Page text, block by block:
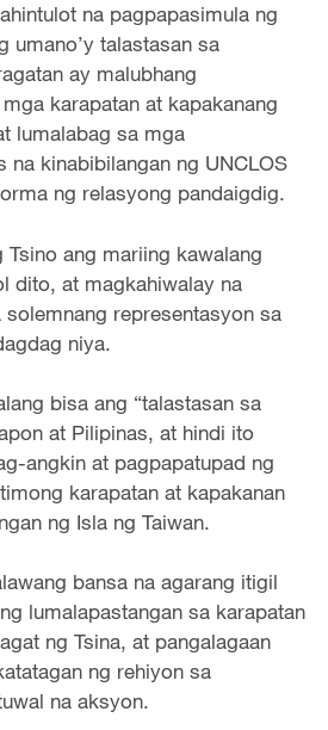
na pagpapasimula ng
umano’y talastasan sa
ay malubhang
karapatan at kapakanang
lumalabag sa mga
na kinabibilangan ng UNCLOS
ng relasyong pandaigdig.
Tsino ang mariing kawalang
dito, at magkahiwalay na
solemnang representasyon sa
niya.
bisa ang “talastasan sa
at Pilipinas, at hindi ito
angkin at pagpapatupad ng
karapatan at kapakanan
ng Isla ng Taiwan.
bansa na agarang itigil
lumalapastangan sa karapatan
ng Tsina, at pangalagaan
ng rehiyon sa
na aksyon.